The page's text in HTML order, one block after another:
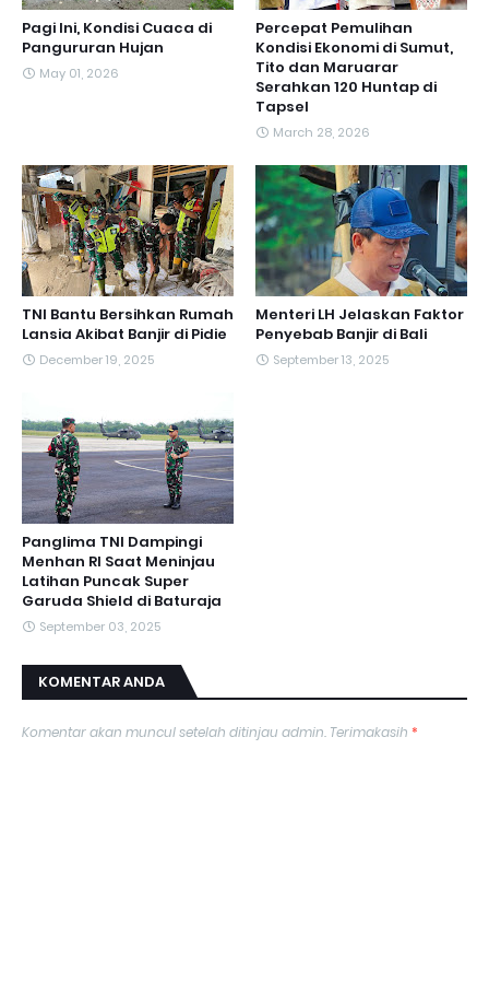
Pagi Ini, Kondisi Cuaca di
Pangururan Hujan
May 01, 2026
Percepat Pemulihan
Kondisi Ekonomi di Sumut,
Tito dan Maruarar
Serahkan 120 Huntap di
Tapsel
March 28, 2026
TNI Bantu Bersihkan Rumah
Lansia Akibat Banjir di Pidie
December 19, 2025
Menteri LH Jelaskan Faktor
Penyebab Banjir di Bali
September 13, 2025
Panglima TNI Dampingi
Menhan RI Saat Meninjau
Latihan Puncak Super
Garuda Shield di Baturaja
September 03, 2025
KOMENTAR ANDA
Komentar akan muncul setelah ditinjau admin. Terimakasih *